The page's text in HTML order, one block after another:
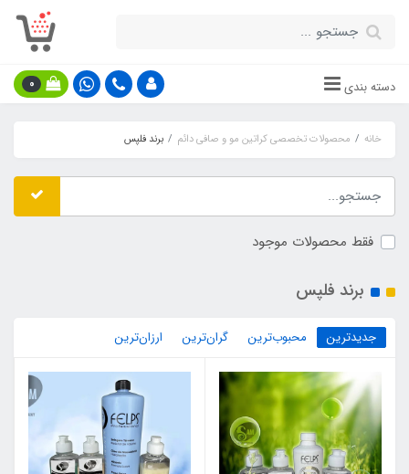
دسته بندی 0
خانه محصولات تخصصی کراتین مو و صافی دائم برند فلپس
فقط محصولات موجود
برند فلپس
جدیدترین محبوب‌ترین گران‌ترین ارزان‌ترین